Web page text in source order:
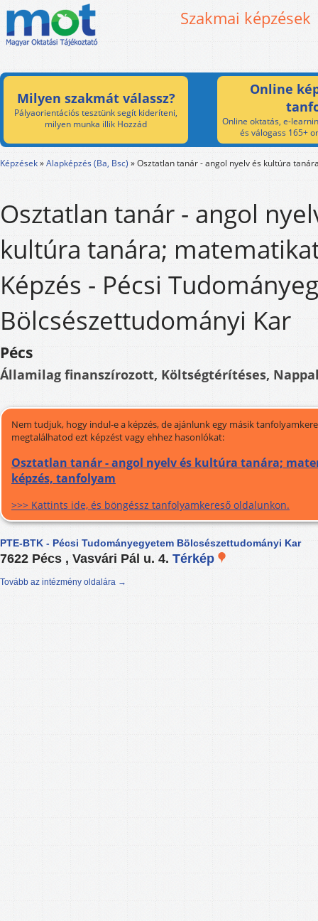
Szakmai képzések
Milyen szakmát válassz?
Pályaorientációs tesztünk segít kideríteni,
milyen munka illik Hozzád
Online
Online oktatás, e-
és válogass 165+
Képzések»Alapképzés (Ba, Bsc) »Osztatlan tanár - angol nyelv és kultúra
Osztatlan tanár - angol
kultúra tanára;
Képzés - Pécsi
Bölcsészettudományi Kar
Pécs
Államilag finanszírozott, Költségtérítéses,
Nem tudjuk, hogy indul-e a képzés, de ajánlunk egy másik
megtalálhatod ezt képzést vagy ehhez hasonlókat:
Osztatlan tanár - angol nyelv és kultúra tanára;
képzés, tanfolyam
>>> Kattints ide, és böngéssz tanfolyamkereső oldalunkon.
PTE-BTK - Pécsi Tudományegyetem Bölcsészettudományi Kar
7622 Pécs , Vasvári Pál u. 4. Térkép
Tovább az intézmény oldalára →